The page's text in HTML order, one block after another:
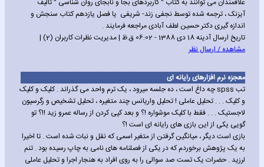
علاقمندان می توانند به کتاب " کاربردهای بجا و نابجای روان شناسی " تالیف
آیزنک ، ترجمه شده توسط نجفی زند- شریفی یا فصل یازدهم کتاب سنجش و
اندازه گیری دکتر حسین لطف آبادی مراجعه فرمایند .
تاریخ ارسال آدینه 18 دی 1388 - 06:02 ق.ظ | مدیریت نظرات کاربران (2) |
مشاهده / ارسال نظر
معجزه نرم افزارهای رایانه ای
تب spss چه داغ است ، ده جلسه میرود ، یک ترم واحد می گذراند . کلیک و کلیک
و کلیک . . . تحلیل عاملی ! تحلیل واریانس چند متغیره ، تحلیل تشخیص و رگرسیون
لاجستیک . . . فقط با کلیک موشواره !؟ و بعد کپی کردن از رساله عمرو زید !!؟ تو
گویی یکی از این بازی های رایانه ای است !؟
بازی است دیگر ، میانگین گرفتن از متغیر اسمی که نقل و نبات شده است . تا اخیرا
به یک پژوهش برخوردم که در یکی از فصلنامه های نامی به چاپ رسیده بود . تنم
لرزید . حضرات یک تست صد سوالی را به روی افراد به هنجار اجرا و تحلیل عاملی